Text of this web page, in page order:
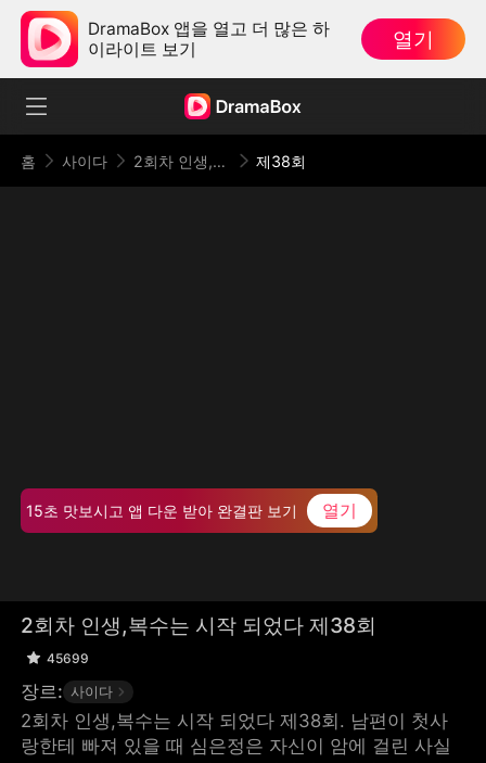
DramaBox 앱을 열고 더 많은 하
이라이트 보기
열기
홈 사이다 2회차 인생,복수는 시작 되었다 제38회
15초 맛보시고 앱 다운 받아 완결판 보기 열기
2회차 인생,복수는 시작 되었다 제38회
45699
장르: 사이다
2회차 인생,복수는 시작 되었다 제38회. 남편이 첫사
랑한테 빠져 있을 때 심은정은 자신이 암에 걸린 사실